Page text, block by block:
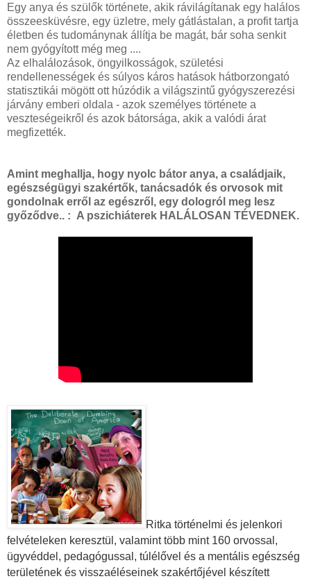
Egy anya és szülők története, akik rávilágítanak egy halálos
összeesküvésre, egy üzletre, mely gátlástalan, a profit tartja
életben és tudománynak állítja be magát, bár soha senkit
nem gyógyított még meg ....
Az elhalálozások, öngyilkosságok, születési
rendellenességek és súlyos káros hatások hátborzongató
statisztikái mögött ott húzódik a világszintű gyógyszerezési
járvány emberi oldala - azok személyes története a
veszteségeikről és azok bátorsága, akik a valódi árat
megfizették.
Amint meghallja, hogy nyolc bátor anya, a családjaik,
egészségügyi szakértők, tanácsadók és orvosok mit
gondolnak erről az egészről, egy dologról meg lesz
győződve.. : A pszichiáterek HALÁLOSAN TÉVEDNEK.
Ritka történelmi és jelenkori
felvételeken keresztül, valamint több mint 160 orvossal,
ügyvéddel, pedagógussal, túlélővel és a mentális egészség
területének és visszaéléseinek szakértőjével készített